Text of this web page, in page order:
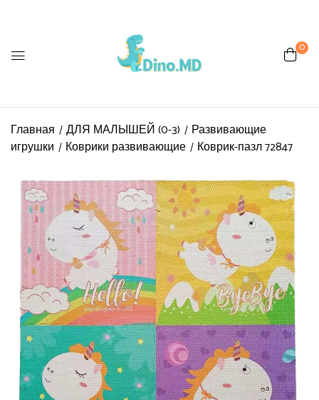
0
Главная ДЛЯ МАЛЫШЕЙ (0-3)
Развивающие
игрушки
Коврики развивающие Коврик-пазл 72847